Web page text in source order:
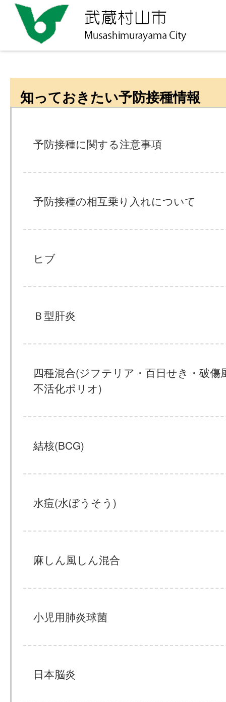
知っておきたい予防接種情報
予防接種に関する注意事項
予防接種の相互乗り入れについて
ヒブ
Ｂ型肝炎
四種混合(ジフテリア・百日せき・破傷
不活化ポリオ)
結核(BCG)
水痘(水ぼうそう)
麻しん風しん混合
小児用肺炎球菌
日本脳炎